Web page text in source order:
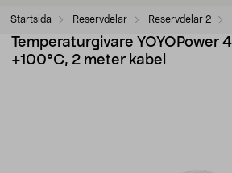
Startsida Reservdelar Reservdelar 2
Temperaturgivare YOYOPower
+100°C, 2 meter kabel